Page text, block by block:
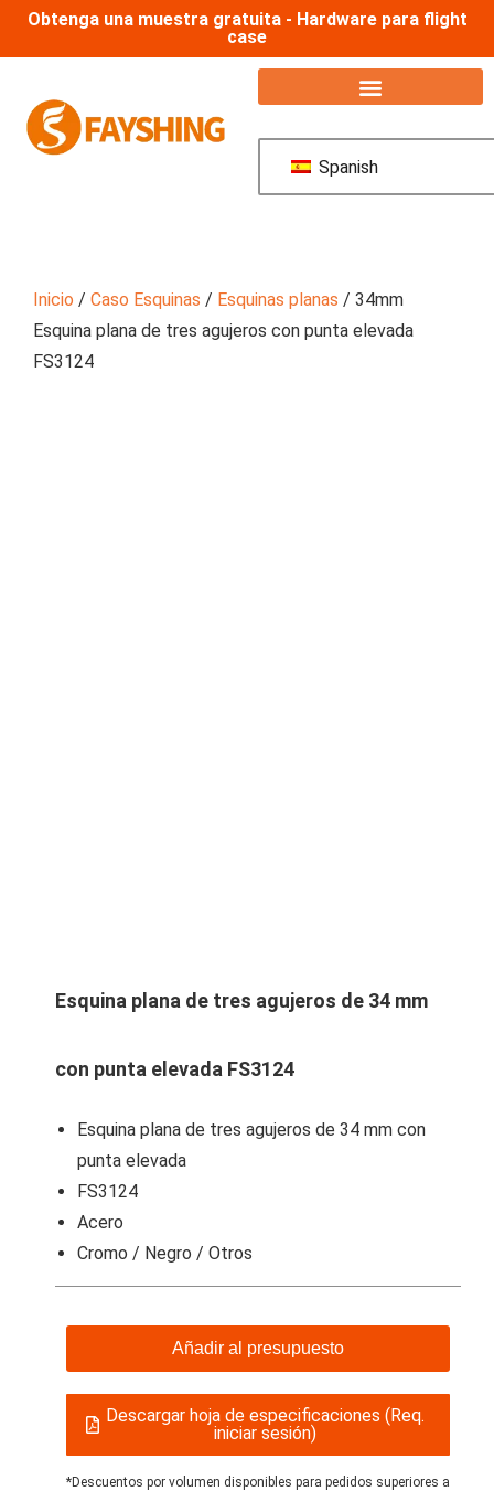
Obtenga una muestra gratuita - Hardware para flight
case
Spanish
Inicio / Caso Esquinas / Esquinas planas / 34mm
Esquina plana de tres agujeros con punta elevada
FS3124
Esquina plana de tres agujeros de 34 mm
con punta elevada FS3124
Esquina plana de tres agujeros de 34 mm con
punta elevada
FS3124
Acero
Cromo / Negro / Otros
Añadir al presupuesto
Descargar hoja de especificaciones (Req.
iniciar sesión)
*Descuentos por volumen disponibles para pedidos superiores a